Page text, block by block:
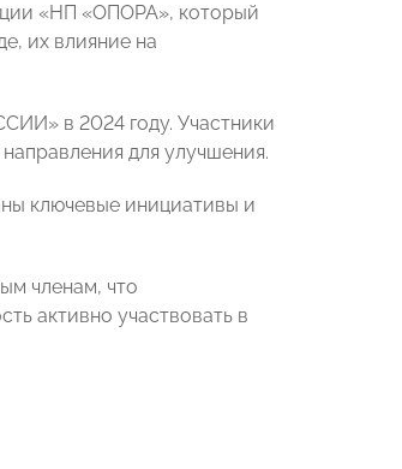
«НП «ОПОРА», который
их влияние на
в 2024 году. Участники
для улучшения.
ключевые инициативы и
членам, что
активно участвовать в